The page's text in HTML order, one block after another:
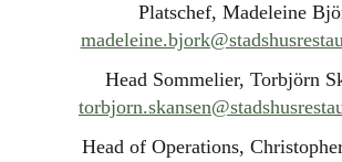
Platschef, Madeleine
Head Sommelier, Torbjörn
Head of Operations,